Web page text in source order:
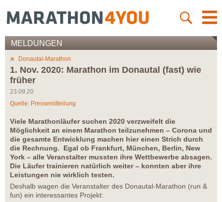
MELDUNGEN
Donautal-Marathon
1. Nov. 2020: Marathon im Donautal (fast) wie
früher
23.09.20
Quelle: Pressemitteilung
Viele Marathonläufer suchen 2020 verzweifelt die
Möglichkeit an einem Marathon teilzunehmen – Corona und
die gesamte Entwicklung machen hier einen Strich durch
die Rechnung. Egal ob Frankfurt, München, Berlin, New
York – alle Veranstalter mussten ihre Wettbewerbe absagen.
Die Läufer trainieren natürlich weiter – konnten aber ihre
Leistungen nie wirklich testen.
Deshalb wagen die Veranstalter des Donautal-Marathon (run &
fun) ein interessantes Projekt: